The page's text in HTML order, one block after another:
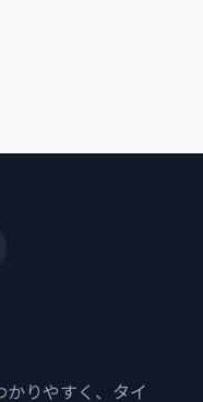
りやすく、タイ